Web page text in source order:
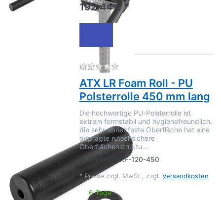
192,44 € *
ATX Zu diesem Produkt liegen
ATX LR Foam Roll - PU
Polsterrolle 450 mm lang
Die hochwertige PU-Polsterrolle ist
extrem formstabil und hygienefreundlich,
die sehr abriebfeste Oberfläche hat eine
geprägte rutschsichere
Oberflächenstruktu…
Art.-Nr.
159.RF-120-450
* Preise zzgl. MwSt., zzgl. Versandkosten
6 Tage